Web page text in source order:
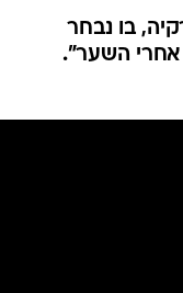
את ה-0:2 על טורקיה, בו נבחר
אחרי השער".